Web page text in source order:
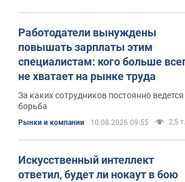
Работодатели вынуждены
повышать зарплаты этим
специалистам: кого больше
не хватает на рынке труда
За каких сотрудников постоянно
борьба
Рынки и компании 10.08.2026 09:55 2,5 т.
Искусственный интеллект
ответил, будет ли нокаут в бою